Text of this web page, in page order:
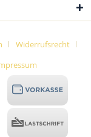
Widerrufsrecht